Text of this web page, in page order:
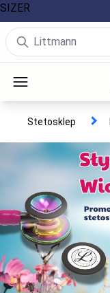
Stetosklep
SIZER